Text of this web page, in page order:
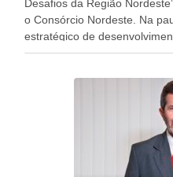
Desafios da Região
o Consórcio Nordeste. Na
estratégico de
desafios para a elaboração
evento contou com a
Alckmin, que também ocupa
Desenvolvimento, Indústria,
governador de Pernambuco,
Nordeste, Paulo Câmara, o
atualmente Superintendente